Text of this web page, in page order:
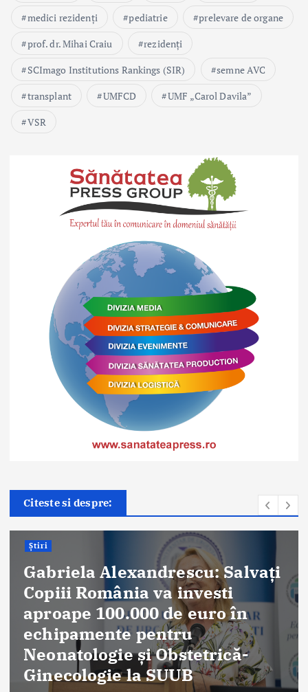
medici rezidenți
pediatrie
prelevare de organe
prof. dr. Mihai Craiu
rezidenți
SCImago Institutions Rankings (SIR)
semne AVC
transplant
UMFCD
UMF „Carol Davila”
VSR
Citeste si despre:
Evenimente Medicale
Bucharest Breast Meeting
reunește la București experți
internaționali în chirurgia
sânului, tratamentul
cancerului mamar și
reconstrucția mamară